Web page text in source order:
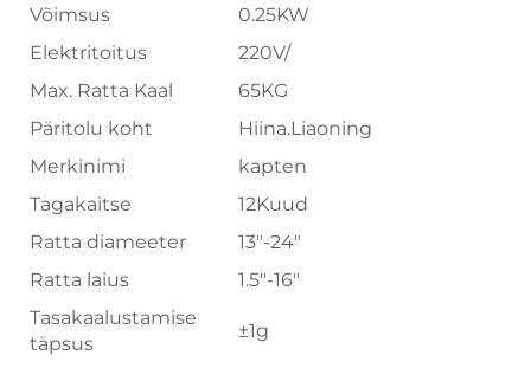
Võimsus
0.25KW
Elektritoitus
220V/
Max. Ratta Kaal
65KG
Päritolu koht
Hiina.Liaoning
Merkinimi
kapten
Tagakaitse
12Kuud
Ratta diameeter
13"-24"
Ratta laius
1.5"-16"
Tasakaalustamise
täpsus
±1g